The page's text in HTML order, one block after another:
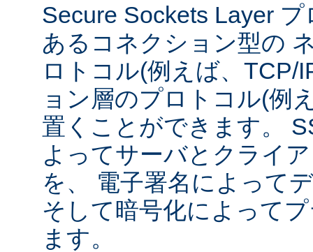
Secure Sockets Layer
あるコネクション型の
ロトコル(例えば、TCP/
ョン層のプロトコル(例
置くことができます。
よってサーバとクライ
を、 電子署名によって
そして暗号化によって
ます。